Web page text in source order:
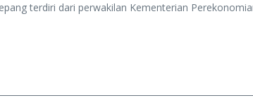
terdiri dari perwakilan Kementerian